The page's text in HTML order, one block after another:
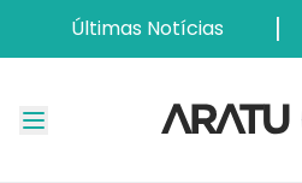
Últimas Notícias